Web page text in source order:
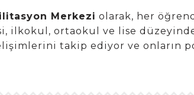
Merkezi olarak, her
ilkokul, ortaokul ve lise
takip ediyor ve onların